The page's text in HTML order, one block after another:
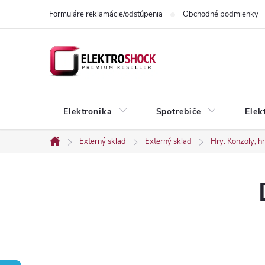
Formuláre reklamácie/odstúpenia Obchodné podmienky
Elektronika Spotrebiče
Domov
Externý sklad Externý sklad Hry: Konzoly,